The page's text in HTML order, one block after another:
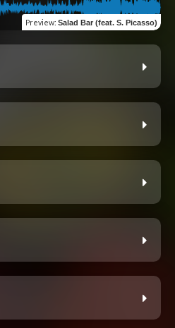
Preview: Salad Bar (feat. S. Picasso)